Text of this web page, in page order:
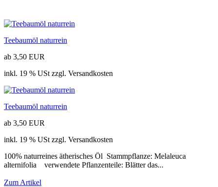
Teebaumöl naturrein
ab 3,50 EUR
inkl. 19 % USt zzgl. Versandkosten
Teebaumöl naturrein
ab 3,50 EUR
inkl. 19 % USt zzgl. Versandkosten
100% naturreines ätherisches Öl Stammpflanze: Melaleuca
alternifolia verwendete Pflanzenteile: Blätter das...
Zum Artikel